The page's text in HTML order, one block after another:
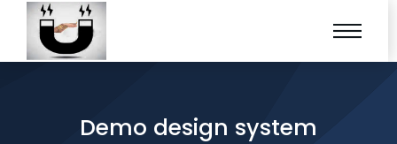
Demo design system